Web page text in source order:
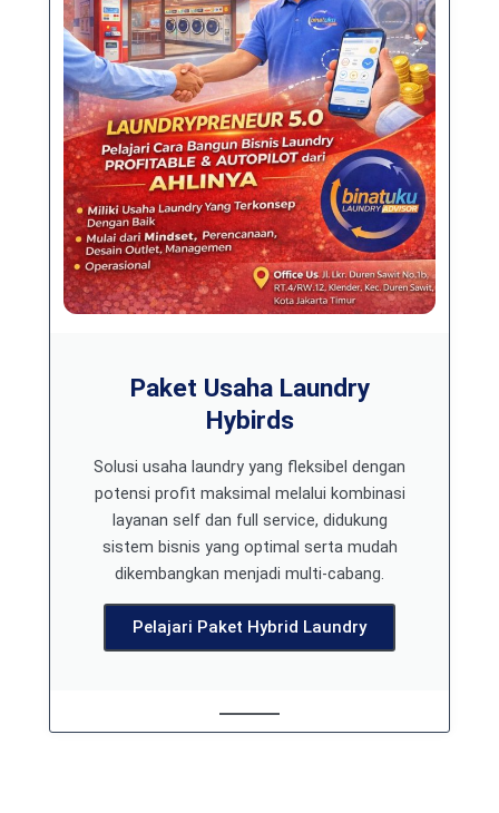
Paket Usaha Laundry
Hybirds
Solusi usaha laundry yang fleksibel dengan
potensi profit maksimal melalui kombinasi
layanan self dan full service, didukung
sistem bisnis yang optimal serta mudah
dikembangkan menjadi multi-cabang.
Pelajari Paket Hybrid Laundry